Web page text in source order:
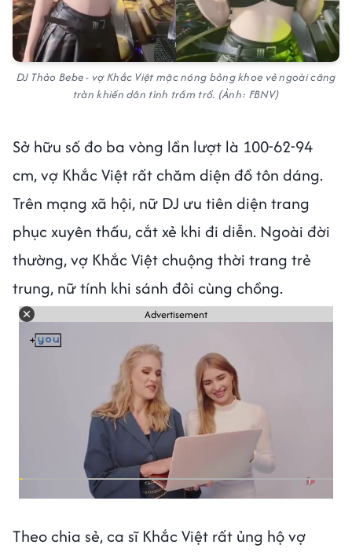
DJ Thảo Bebe - vợ Khắc Việt mặc nóng bỏng khoe vẻ ngoài căng
tràn khiến dân tình trầm trồ. (Ảnh: FBNV)
Sở hữu số đo ba vòng lần lượt là 100-62-94
cm, vợ Khắc Việt rất chăm diện đồ tôn dáng.
Trên mạng xã hội, nữ DJ ưu tiên diện trang
phục xuyên thấu, cắt xẻ khi đi diễn. Ngoài đời
thường, vợ Khắc Việt chuộng thời trang trẻ
trung, nữ tính khi sánh đôi cùng chồng.
Advertisement
Theo chia sẻ, ca sĩ Khắc Việt rất ủng hộ vợ